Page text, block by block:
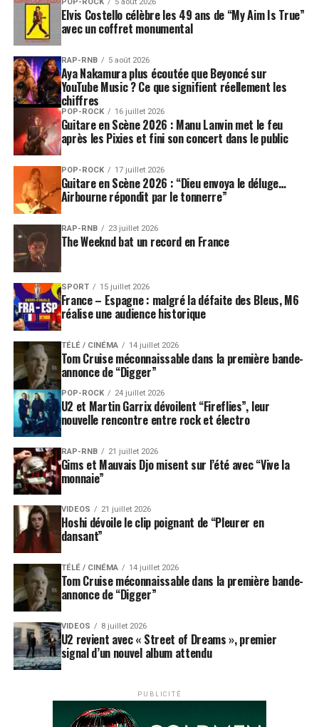
Elvis Costello célèbre les 49 ans de “My Aim Is True”
avec un coffret monumental
RAP-RNB 5 août 2026
Aya Nakamura plus écoutée que Beyoncé sur
YouTube Music ? Ce que signifient réellement les
chiffres
POP-ROCK 16 juillet 2026
Guitare en Scène 2026 : Manu Lanvin met le feu
après les Pixies et fini son concert dans le public
POP-ROCK 17 juillet 2026
Guitare en Scène 2026 : “Dieu envoya le déluge…
Airbourne répondit par le tonnerre”
RAP-RNB 23 juillet 2026
The Weeknd bat un record en France
SPORT 15 juillet 2026
France – Espagne : malgré la défaite des Bleus, M6
réalise une audience historique
TÉLÉ / CINÉMA 14 juillet 2026
Tom Cruise méconnaissable dans la première bande-
annonce de “Digger”
POP-ROCK 24 juillet 2026
U2 et Martin Garrix dévoilent “Fireflies”, leur
nouvelle rencontre entre rock et électro
RAP-RNB 21 juillet 2026
Gims et Mauvais Djo misent sur l’été avec “Vive la
monnaie”
VIDEOS 21 juillet 2026
Hoshi dévoile le clip poignant de “Pleurer en
dansant”
TÉLÉ / CINÉMA 14 juillet 2026
Tom Cruise méconnaissable dans la première bande-
annonce de “Digger”
VIDEOS 8 juillet 2026
U2 revient avec « Street of Dreams », premier
signal d’un nouvel album attendu
PUBLICITÉ